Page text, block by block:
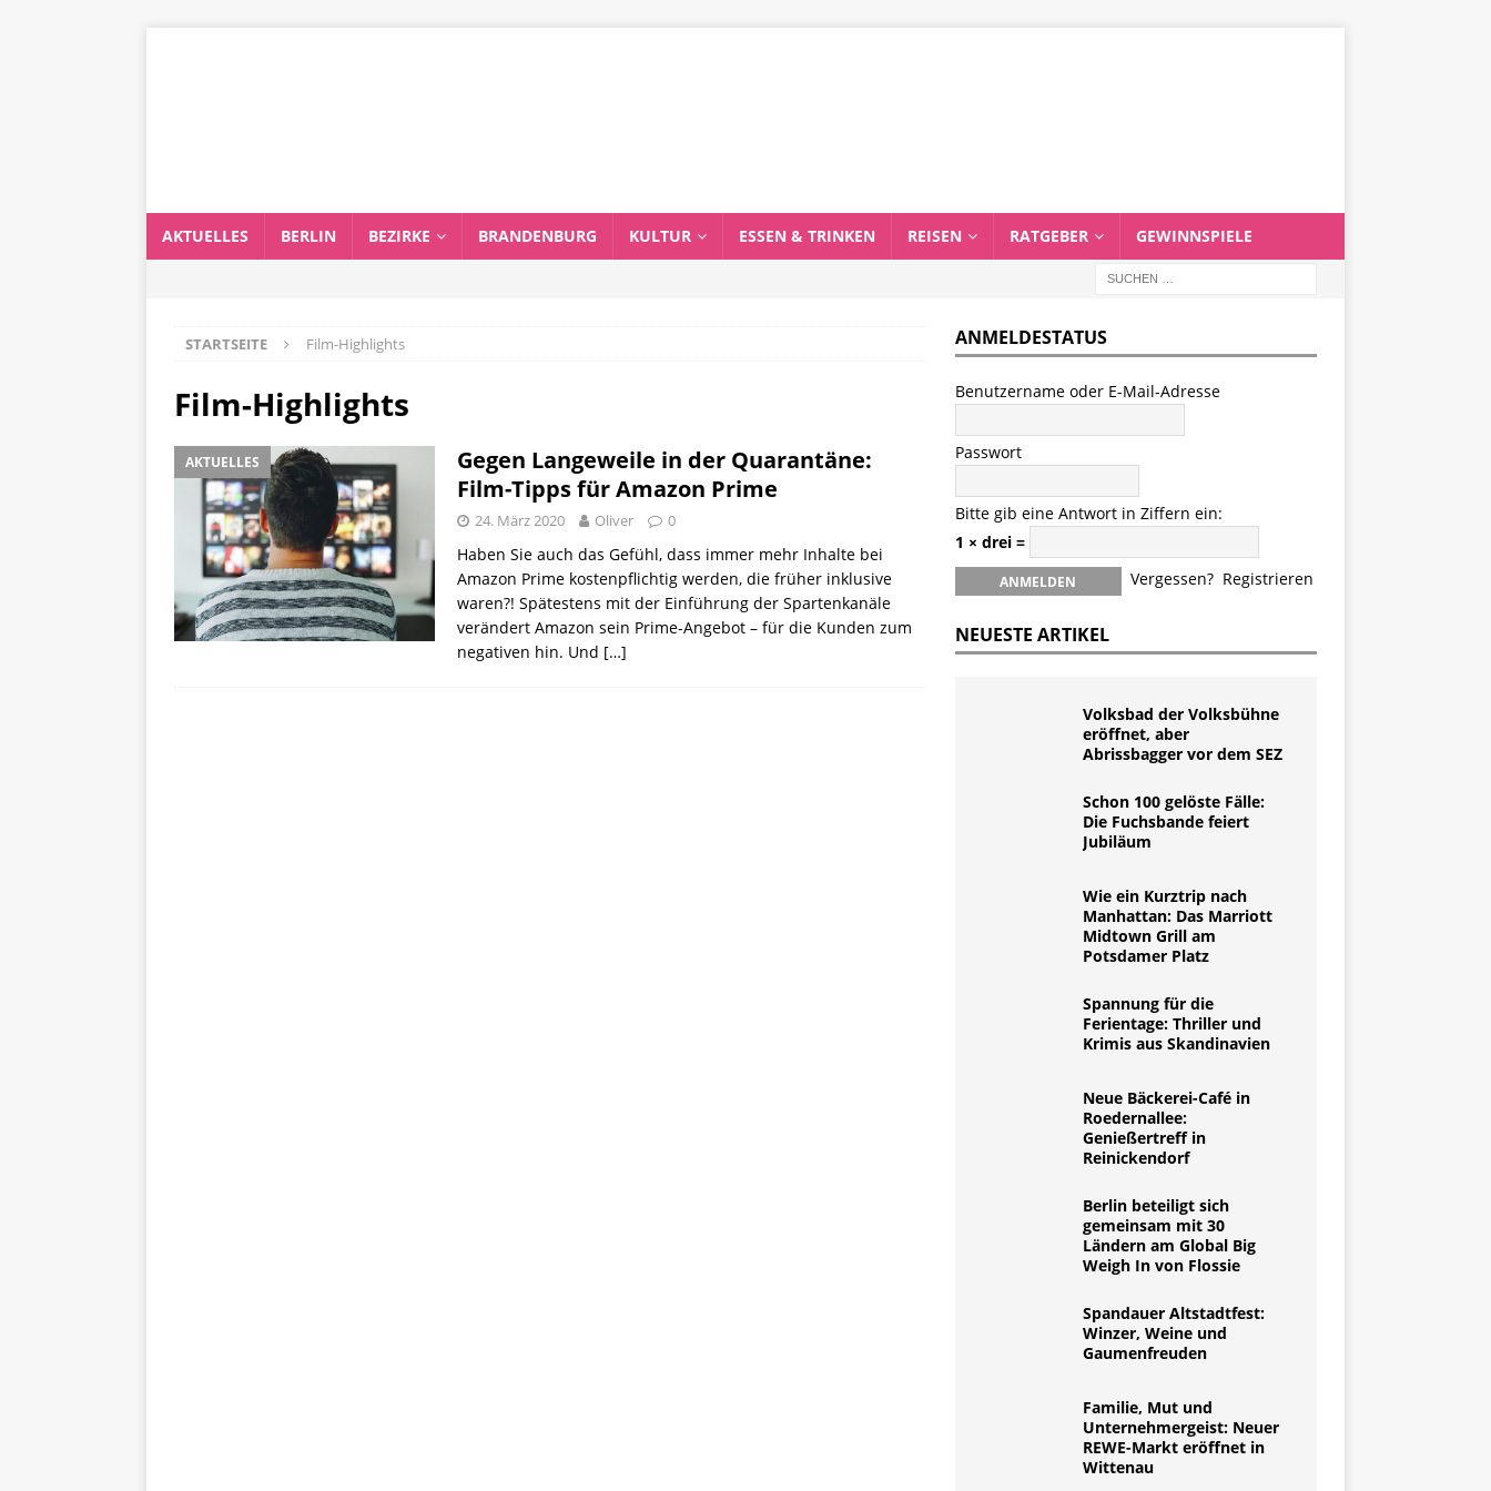
AKTUELLES BERLIN BEZIRKE BRANDENBURG KULTUR ESSEN & TRINKEN REISEN RATGEBER GEWINNSPIELE
STARTSEITE Film-Highlights
Film-Highlights
AKTUELLES
Gegen Langeweile in der Quarantäne:
Film-Tipps für Amazon Prime
24. März 2020 Oliver 0
Haben Sie auch das Gefühl, dass immer mehr Inhalte bei
Amazon Prime kostenpflichtig werden, die früher inklusive
waren?! Spätestens mit der Einführung der Spartenkanäle
verändert Amazon sein Prime-Angebot – für die Kunden zum
negativen hin. Und […]
ANMELDESTATUS
Benutzername oder E-Mail-Adresse
Passwort
Bitte gib eine Antwort in Ziffern ein:
1 × drei =
Vergessen? Registrieren
NEUESTE ARTIKEL
Volksbad der Volksbühne
eröffnet, aber
Abrissbagger vor dem SEZ
Schon 100 gelöste Fälle:
Die Fuchsbande feiert
Jubiläum
Wie ein Kurztrip nach
Manhattan: Das Marriott
Midtown Grill am
Potsdamer Platz
Spannung für die
Ferientage: Thriller und
Krimis aus Skandinavien
Neue Bäckerei-Café in
Roedernallee:
Genießertreff in
Reinickendorf
Berlin beteiligt sich
gemeinsam mit 30
Ländern am Global Big
Weigh In von Flossie
Spandauer Altstadtfest:
Winzer, Weine und
Gaumenfreuden
Familie, Mut und
Unternehmergeist: Neuer
REWE-Markt eröffnet in
Wittenau